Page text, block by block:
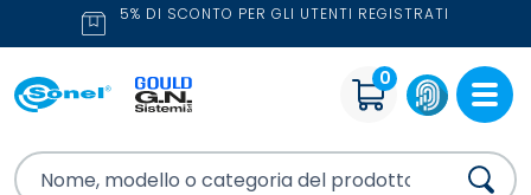
5% DI SCONTO PER GLI UTENTI REGISTRATI
0